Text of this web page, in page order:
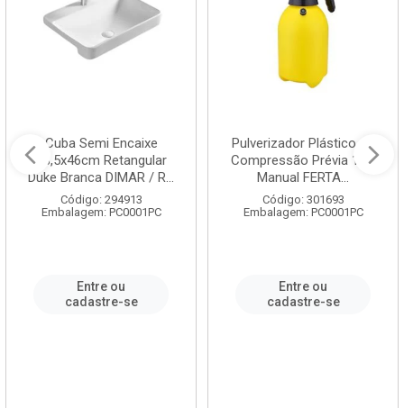
Cuba Semi Encaixe
58,5x46cm Retangular
Duke Branca DIMAR / R...
Código: 294913
Embalagem: PC0001PC
Entre ou
cadastre-se
Pulverizador Plástico de
Compressão Prévia 1,5L
Manual FERTA...
Código: 301693
Embalagem: PC0001PC
Entre ou
cadastre-se